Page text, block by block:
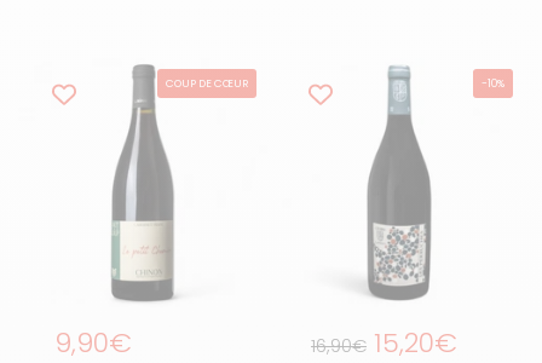
COUP DE CŒUR
Prix régulier
9,90€
-10%
Prix de solde
16,90€ Prix régulier
15,20€